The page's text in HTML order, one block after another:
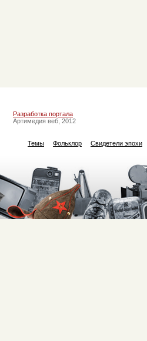
Разработка портала
Артимедия веб, 2012
Темы Фольклор Свидетели эпохи